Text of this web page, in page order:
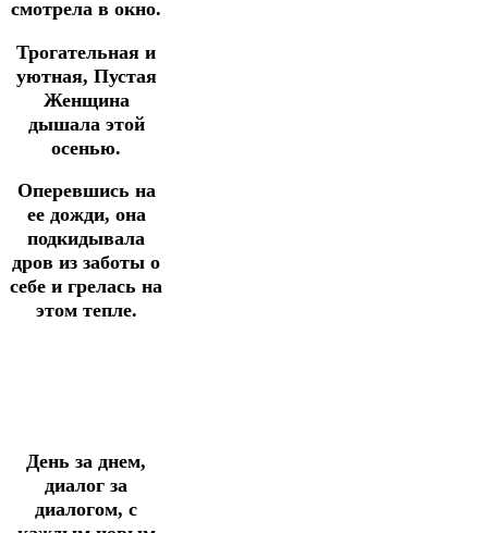
смотрела в окно.
Трогательная и
уютная, Пустая
Женщина
дышала этой
осенью.
Оперевшись на
ее дожди, она
подкидывала
дров из заботы о
себе и грелась на
этом тепле.
День за днем,
диалог за
диалогом, с